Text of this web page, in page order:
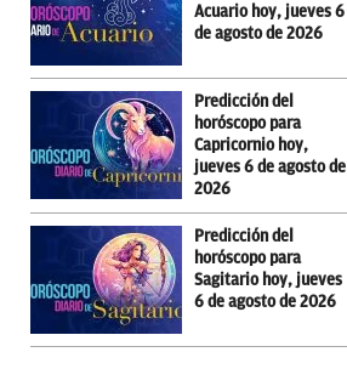
Acuario hoy, jueves 6
de agosto de 2026
Predicción del
horóscopo para
Capricornio hoy,
jueves 6 de agosto de
2026
Predicción del
horóscopo para
Sagitario hoy, jueves
6 de agosto de 2026